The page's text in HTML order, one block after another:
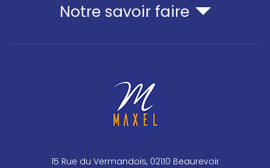
Notre savoir faire
15 Rue du Vermandois, 02110 Beaurevoir